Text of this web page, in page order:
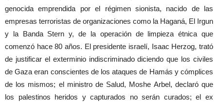
genocida emprendida por el régimen sionista, nacido de las
empresas terroristas de organizaciones como la Haganá, El Irgun
y la Banda Stern y, de la operación de limpieza étnica que
comenzó hace 80 años. El presidente israelí, Isaac Herzog, trató
de justificar el exterminio indiscriminado diciendo que los civiles
de Gaza eran conscientes de los ataques de Hamás y cómplices
de los mismos; el ministro de Salud, Moshe Arbel, declaró que
los palestinos heridos y capturados no serán curados; el ex